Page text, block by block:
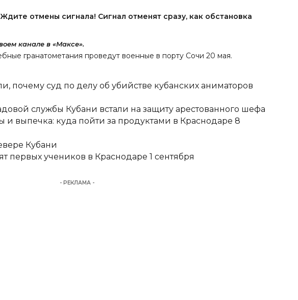
отмены сигнала! Сигнал отменят сразу, как обстановка
канале в «Максе».
гранатометания проведут военные в порту Сочи 20 мая.
почему суд по делу об убийстве кубанских аниматоров
службы Кубани встали на защиту арестованного шефа
и выпечка: куда пойти за продуктами в Краснодаре 8
Кубани
первых учеников в Краснодаре 1 сентября
- РЕКЛАМА -